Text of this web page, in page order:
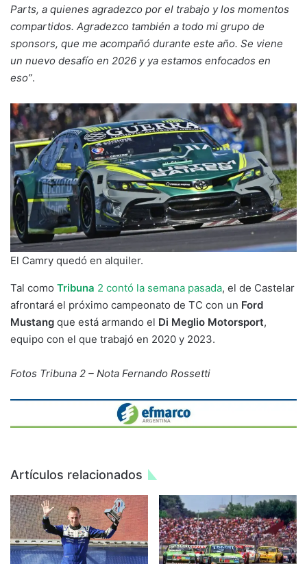
Parts, a quienes agradezco por el trabajo y los momentos
compartidos. Agradezco también a todo mi grupo de
sponsors, que me acompañó durante este año. Se viene
un nuevo desafío en 2026 y ya estamos enfocados en
eso”.
El Camry quedó en alquiler.
Tal como Tribuna 2 contó la semana pasada, el de Castelar
afrontará el próximo campeonato de TC con un Ford
Mustang que está armando el Di Meglio Motorsport,
equipo con el que trabajó en 2020 y 2023.
Fotos Tribuna 2 – Nota Fernando Rossetti
Artículos relacionados